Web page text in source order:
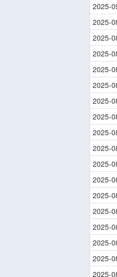
2025-
2025-
2025-
2025-
2025-
2025-
2025-
2025-
2025-
2025-
2025-
2025-
2025-
2025-
2025-
2025-
2025-
2025-